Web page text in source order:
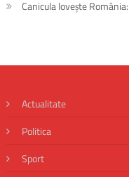
Canicula lovește
Actualitate
Politica
Sport